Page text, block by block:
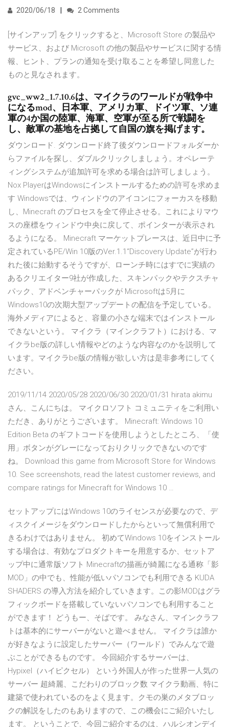
2020/06/18 2 Comments
[サインアップ] をクリックすると、Microsoft Store の製品や
サービス、および Microsoft の他の製品やサービスに関する情
報、ヒント、プランの通知を受け取ることを希望し同意した
ものと見なされます。
gvc_ww2_1.7.10.6は、マイクラのワールドが戦争中
になるmod、日本軍、アメリカ軍、ドイツ軍、ソ連
軍の4か国の陸軍、海軍、空軍が至る所で戦闘を
し、敵軍の基地を占拠して自国の旗を掲げます。
ダウンロード. ダウンロード終了後ダウンロードフォルダーか
らファイルを探し、ダブルクリックしましょう。オペレーテ
ィングシステムが追加許可を求める場合は許可しましょう。
Nox PlayerはWindowsにインストールするための許可を求めま
す Windowsでは、ウィンドウのアイコンにフォーカスを移動
し、Minecraft のプロセスを全て停止させる。これによりマウ
スの座標をウィンドウ中央に戻して、ポインターが表示され
るようになる。 Minecraft マーケットプレースは、近日中に予
定されているPE/Win 10版のVer.1.1“Discovery Update”が行わ
れた後に始動するそうですが、ローンチ時にはすでに実績の
あるクリエイター9社が作成した、スキンパックやテクスチャ
パック、アドベンチャーパックが Microsoftは5月に
Windows10の次期大型アップデートの配信を予定している。
海外メディアによると、容量の小さな端末ではインストール
できないという。 マイクラ（マインクラフト）における、マ
イクラbe版の詳しい情報やどのような内容なのかを説明して
います。マイクラbe版の情報が欲しい方は是非参考にしてく
ださい。
2019/11/14 2020/05/28 2020/06/30 2020/01/31 hirata akimu
さん、こんにちは。 マイクロソフト コミュニティをご利用い
ただき、ありがとうございます。 Minecraft: Windows 10
Edition Beta のギフトコードを使用しようとしたところ、「使
用」ボタンがグレーになっておりクリックできないのです
ね。 Download this game from Microsoft Store for Windows
10. See screenshots, read the latest customer reviews, and
compare ratings for Minecraft for Windows 10 …
セットアップにはWindows 10のライセンスが必要なので、デ
ィスクイメージをダウンロードしたからといって無償利用で
きるわけではありません。 初めてWindows 10をインストール
する場合は、有効なプロダクトキーを用意するか、セットア
ップ中に通常版ソフト Minecraftの描画が綺麗になる通称「影
MOD」の中でも、性能が低いパソコンでも利用できる KUDA
SHADERS の導入方法を紹介していきます。この影MODはグラ
フィックボードを搭載していないパソコンでも利用すること
ができます！ どうもー、そばです。 みなさん、マインクラフ
トは基本的にサーバーがないと遊べません。 マイクラは誰か
が好きなように設定したサーバー（ワールド）でみんなで遊
ぶことができるものです。 今回紹介するサーバーは、
Hypixel（ハイピクセル） という外国人が作った世界一人気の
サーバー 超綺麗、こだわりのブロック数 マイクラ動画、特に
建築で使われているのをよく見ます。クモの巣のメタブロッ
クの解説をしたのもありますので、この機会にご紹介いたし
ます。 ということで、今回ご紹介するのは、ハルシオンデイ